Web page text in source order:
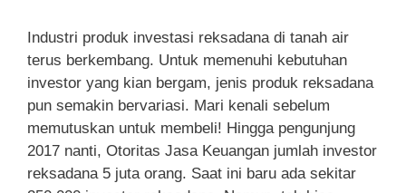
Industri produk investasi reksadana di tanah air
terus berkembang. Untuk memenuhi kebutuhan
investor yang kian bergam, jenis produk reksadana
pun semakin bervariasi. Mari kenali sebelum
memutuskan untuk membeli! Hingga pengunjung
2017 nanti, Otoritas Jasa Keuangan jumlah investor
reksadana 5 juta orang. Saat ini baru ada sekitar